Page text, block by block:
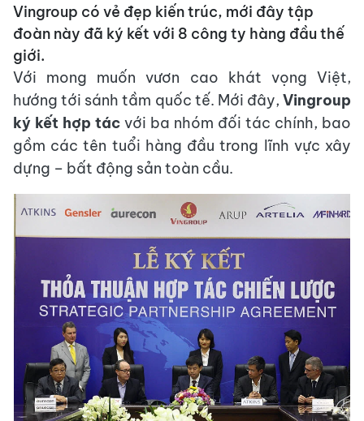
Vingroup có vẻ đẹp kiến trúc, mới đây tập
đoàn này đã ký kết với 8 công ty hàng đầu thế
giới.
Với mong muốn vươn cao khát vọng Việt,
hướng tới sánh tầm quốc tế. Mới đây, Vingroup
ký kết hợp tác với ba nhóm đối tác chính, bao
gồm các tên tuổi hàng đầu trong lĩnh vực xây
dựng – bất động sản toàn cầu.